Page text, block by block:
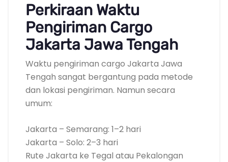
Perkiraan Waktu
Pengiriman Cargo
Jakarta Jawa Tengah
Waktu pengiriman cargo Jakarta Jawa
Tengah sangat bergantung pada metode
dan lokasi pengiriman. Namun secara
umum:
Jakarta – Semarang: 1–2 hari
Jakarta – Solo: 2–3 hari
Rute Jakarta ke Tegal atau Pekalongan